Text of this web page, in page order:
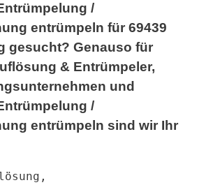
/
entrümpeln für 69439
gesucht? Genauso für
& Entrümpeler,
und
/
entrümpeln sind wir Ihr